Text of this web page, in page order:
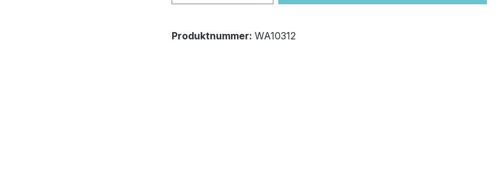
Produktnummer: WA10312